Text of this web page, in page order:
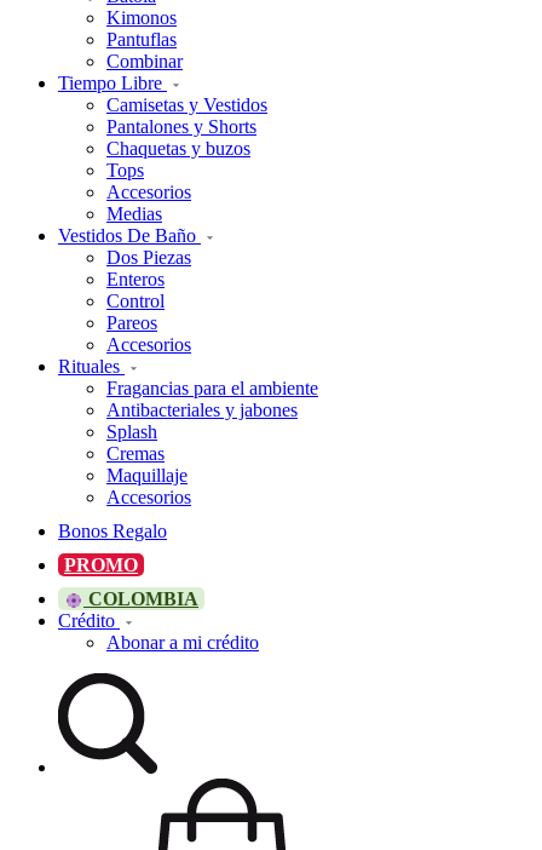
Kimonos
Pantuflas
Combinar
Tiempo Libre
Camisetas y Vestidos
Pantalones y Shorts
Chaquetas y buzos
Tops
Accesorios
Medias
Vestidos De Baño
Dos Piezas
Enteros
Control
Pareos
Accesorios
Rituales
Fragancias para el ambiente
Antibacteriales y jabones
Splash
Cremas
Maquillaje
Accesorios
Bonos Regalo
PROMO
COLOMBIA
Crédito
Abonar a mi crédito